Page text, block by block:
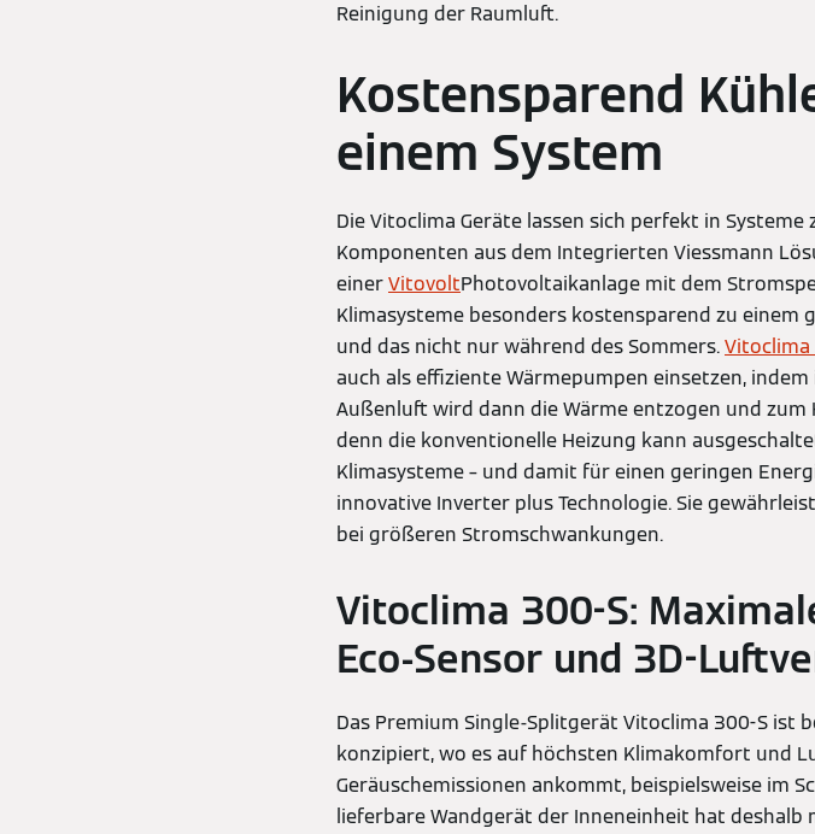
Reinigung der Raumluft.
Kostensparend
einem System
Die Vitoclima Geräte lassen sich perfekt in
Komponenten aus dem Integrierten Viessmann
einerVitovoltPhotovoltaikanlage mit dem
Klimasysteme besonders kostensparend zu
und das nicht nur während des Sommers.Vitoclima
auch als effiziente Wärmepumpen einsetzen,
Außenluft wird dann die Wärme entzogen und
denn die konventionelle Heizung kann
Klimasysteme – und damit für einen geringen
innovative Inverter plus Technologie. Sie
bei größeren Stromschwankungen.
Vitoclima 300-S:
Eco-Sensor und 3D-
Das Premium Single-Splitgerät Vitoclima 300-S ist
konzipiert, wo es auf höchsten Klimakomfort und
Geräuschemissionen ankommt, beispielsweise im
lieferbare Wandgerät der Inneneinheit hat